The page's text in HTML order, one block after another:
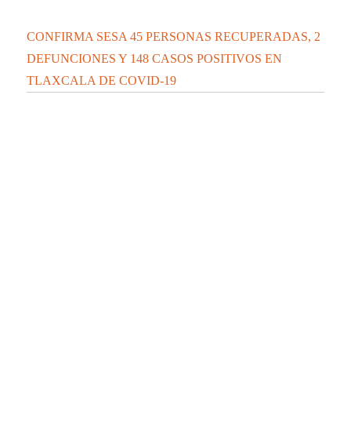
CONFIRMA SESA 45 PERSONAS RECUPERADAS, 2
DEFUNCIONES Y 148 CASOS POSITIVOS EN
TLAXCALA DE COVID-19